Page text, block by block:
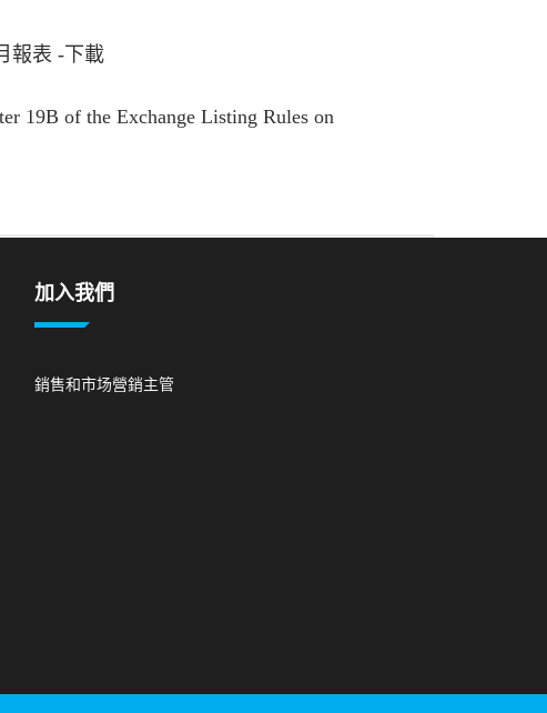
報表 -下載
19B of the Exchange Listing Rules on
加入我們
銷售和市场營銷主管